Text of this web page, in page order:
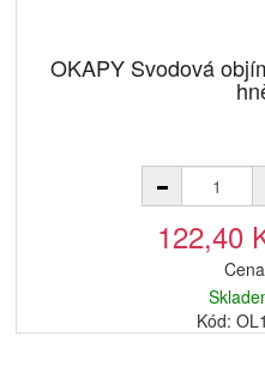
OKAPY Svodová
122,40
Kód: